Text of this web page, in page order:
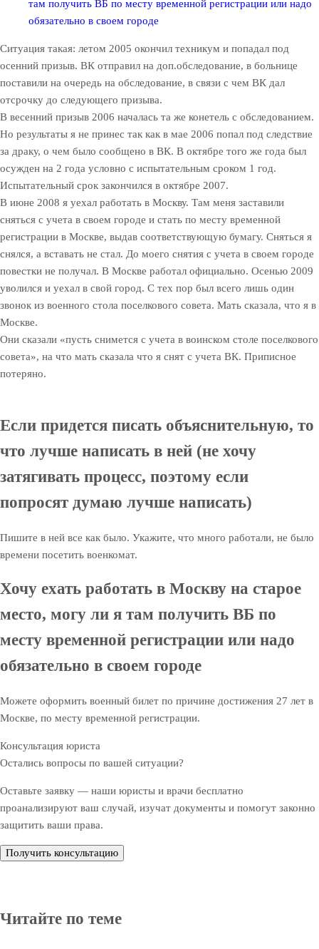
там получить ВБ по месту временной регистрации или надо
обязательно в своем городе
Ситуация такая: летом 2005 окончил техникум и попадал под
осенний призыв. ВК отправил на доп.обследование, в больнице
поставили на очередь на обследование, в связи с чем ВК дал
отсрочку до следующего призыва.
В весенний призыв 2006 началась та же конетель с обследованием.
Но результаты я не принес так как в мае 2006 попал под следствие
за драку, о чем было сообщено в ВК. В октябре того же года был
осужден на 2 года условно с испытательным сроком 1 год.
Испытательный срок закончился в октябре 2007.
В июне 2008 я уехал работать в Москву. Там меня заставили
сняться с учета в своем городе и стать по месту временной
регистрации в Москве, выдав соответствующую бумагу. Сняться я
снялся, а вставать не стал. До моего снятия с учета в своем городе
повестки не получал. В Москве работал официально. Осенью 2009
уволился и уехал в свой город. С тех пор был всего лишь один
звонок из военного стола поселкового совета. Мать сказала, что я в
Москве.
Они сказали «пусть снимется с учета в воинском столе поселкового
совета», на что мать сказала что я снят с учета ВК. Приписное
потеряно.
Если придется писать объяснительную, то
что лучше написать в ней (не хочу
затягивать процесс, поэтому если
попросят думаю лучше написать)
Пишите в ней все как было. Укажите, что много работали, не было
времени посетить военкомат.
Хочу ехать работать в Москву на старое
место, могу ли я там получить ВБ по
месту временной регистрации или надо
обязательно в своем городе
Можете оформить военный билет по причине достижения 27 лет в
Москве, по месту временной регистрации.
Консультация юриста
Остались вопросы по вашей ситуации?
Оставьте заявку — наши юристы и врачи бесплатно
проанализируют ваш случай, изучат документы и помогут законно
защитить ваши права.
Получить консультацию
Читайте по теме